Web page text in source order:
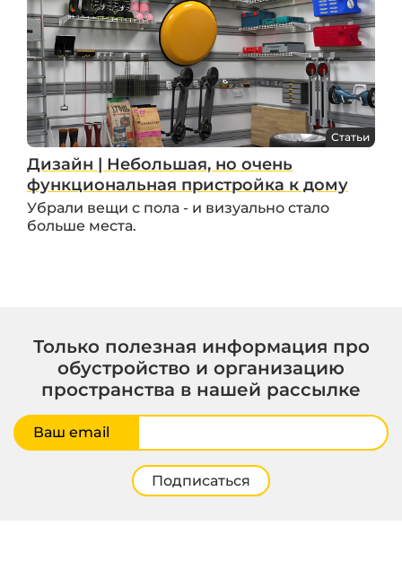
Статьи
Дизайн | Небольшая, но очень
функциональная пристройка к дому
Убрали вещи с пола - и визуально стало
больше места.
Только полезная информация про
обустройство и организацию
пространства в нашей рассылке
Ваш email
Подписаться